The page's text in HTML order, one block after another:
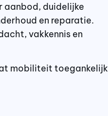
aanbod, duidelijke
en reparatie.
vakkennis en
mobiliteit toegankelijk